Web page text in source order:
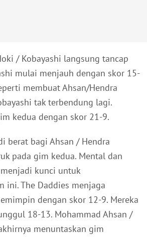
/ Kobayashi langsung tancap
mulai menjauh dengan skor 15-
membuat Ahsan/Hendra
tak terbendung lagi.
kedua dengan skor 21-9.
berat bagi Ahsan / Hendra
pada gim kedua. Mental dan
kunci untuk
ini. The Daddies menjaga
dengan skor 12-9. Mereka
18-13. Mohammad Ahsan /
menuntaskan gim